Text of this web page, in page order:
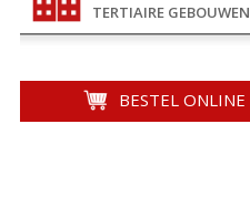
TERTIAIRE GEBOUWEN
BESTEL ONLINE